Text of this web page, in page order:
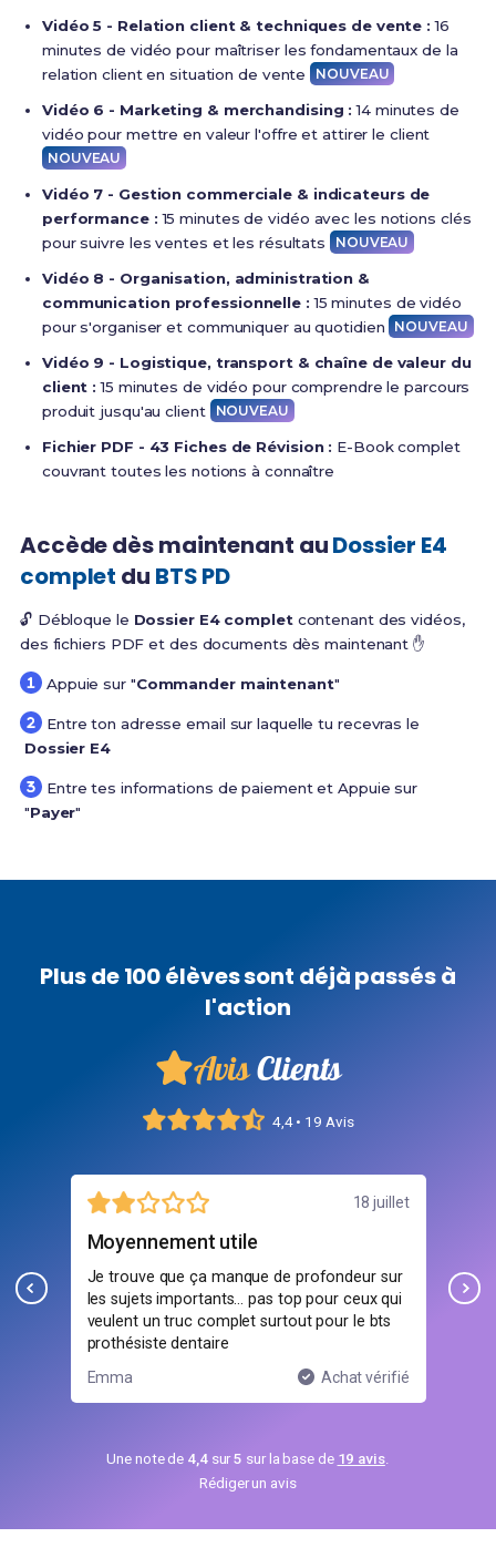
Vidéo 5 - Relation client & techniques de vente : 16
minutes de vidéo pour maîtriser les fondamentaux de la
relation client en situation de vente NOUVEAU
Vidéo 6 - Marketing & merchandising : 14 minutes de
vidéo pour mettre en valeur l'offre et attirer le client
NOUVEAU
Vidéo 7 - Gestion commerciale & indicateurs de
performance : 15 minutes de vidéo avec les notions clés
pour suivre les ventes et les résultats
NOUVEAU
Vidéo 8 - Organisation, administration &
communication professionnelle : 15 minutes de vidéo
pour s'organiser et communiquer au quotidien NOUVEAU
Vidéo 9 - Logistique, transport & chaîne de valeur du
client : 15 minutes de vidéo pour comprendre le parcours
produit jusqu'au client NOUVEAU
Fichier PDF - 43 Fiches de Révision : E-Book complet
couvrant toutes les notions à connaître
Accède dès maintenant auDossier E4
complet du BTS PD
🔓 Débloque le Dossier E4 complet contenant des vidéos,
des fichiers PDF et des documents dès maintenant ✋
Appuie sur "Commander maintenant"
Entre ton adresse email sur laquelle tu recevras le
Dossier E4
Entre tes informations de paiement et Appuie sur
"Payer"
Plus de 100 élèves sont déjà passés à
l'action
AvisClients
4,4 • 19 Avis
ce
18 juillet
Moyennement utile
Je trouve que ça manque de profondeur sur
les sujets importants… pas top pour ceux qui
veulent un truc complet surtout pour le bts
prothésiste dentaire
Emma Achat vérifié
Une note de 4,4sur5 sur la base de 19 avis.
Rédiger un avis